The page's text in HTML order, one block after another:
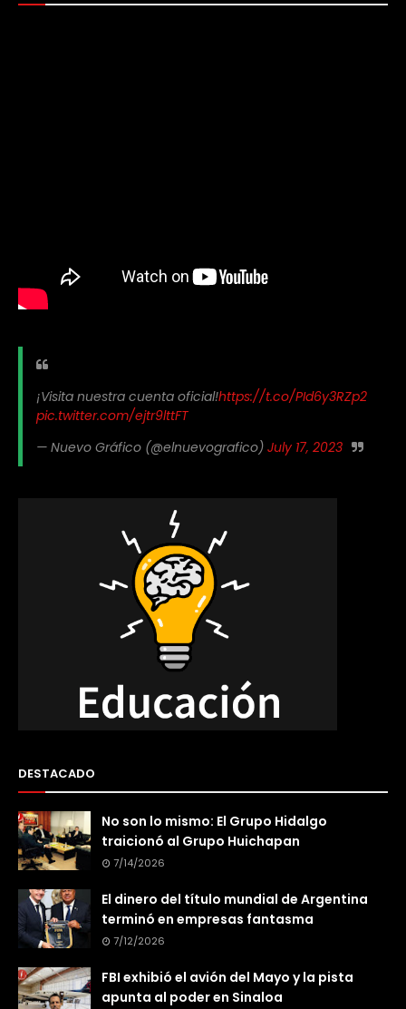
¡Visita nuestra cuenta oficial!https://t.co/PId6y3RZp2
pic.twitter.com/ejtr9lttFT
— Nuevo Gráfico (@elnuevografico) July 17, 2023
DESTACADO
No son lo mismo: El Grupo Hidalgo
traicionó al Grupo Huichapan
7/14/2026
El dinero del título mundial de Argentina
terminó en empresas fantasma
7/12/2026
FBI exhibió el avión del Mayo y la pista
apunta al poder en Sinaloa